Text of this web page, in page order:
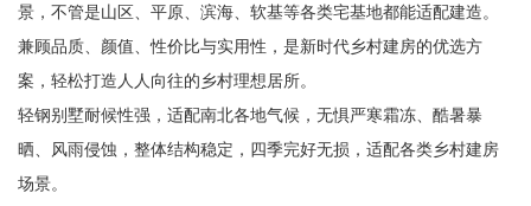
景，不管是山区、平原、滨海、软基等各类宅基地都能适配建造。
兼顾品质、颜值、性价比与实用性，是新时代乡村建房的优选方
案，轻松打造人人向往的乡村理想居所。
轻钢别墅耐候性强，适配南北各地气候，无惧严寒霜冻、酷暑暴
晒、风雨侵蚀，整体结构稳定，四季完好无损，适配各类乡村建房
场景。